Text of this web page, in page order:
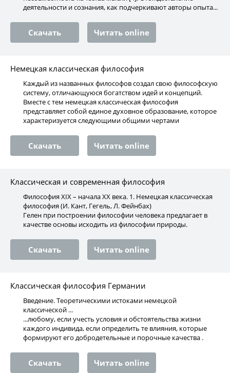
деятельности и сознания, как подчеркивают авторы опыта...
Скачать Читать online
Немецкая классическая философия
Каждый из названных философов создал свою философскую
систему, отличающуюся богатством идей и концепций.
Вместе с тем немецкая классическая философия
представляет собой единое духовное образование, которое
характеризуется следующими общими чертами
Скачать Читать online
Классическая и современная философия
Философия XIX – начала XX века. 1. Немецкая классическая
философия (И. Кант, Гегель, Л. Фейнбах)
Гелен при построении философии человека предлагает в
качестве основы исходить из философии природы.
Скачать Читать online
Классическая философия Германии
Введение. Теоретическими истоками немецкой
классической ...
...любому, если учесть условия и обстоятельства жизни
каждого индивида, если определить те влияния, которые
формируют его добродетельные и порочные качества .
Скачать Читать online